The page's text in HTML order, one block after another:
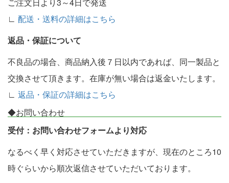
∟ 配送・送料の詳細はこちら
返品・保証について
不良品の場合、商品納入後７日以内であれば、同一製品と
交換させて頂きます。在庫が無い場合は返金いたします。
∟ 返品・保証の詳細はこちら
◆お問い合わせ
受付：お問い合わせフォームより対応
なるべく早く対応させていただきますが、現在のところ10
時ぐらいから順次返信させていただいております。